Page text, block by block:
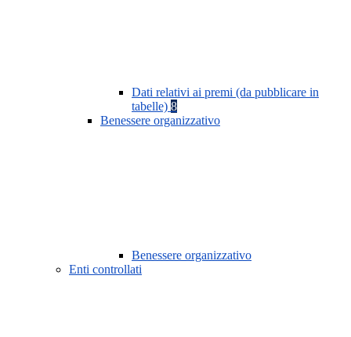
Dati relativi ai premi (da pubblicare in
tabelle) 8
Benessere organizzativo
Benessere organizzativo
Enti controllati